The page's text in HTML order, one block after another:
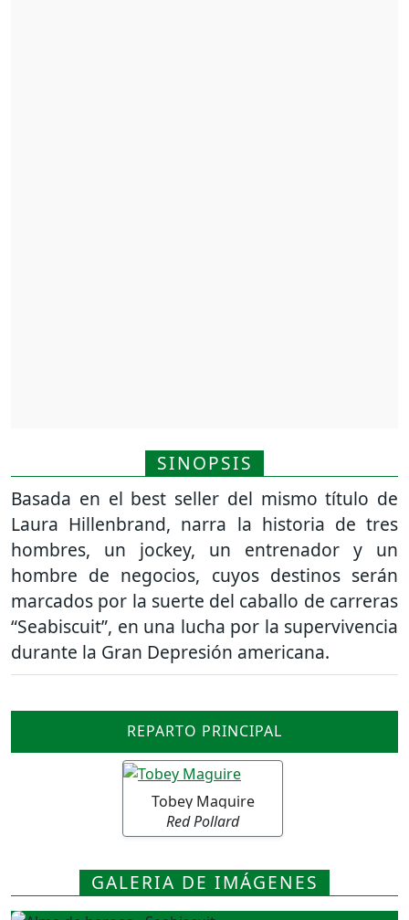
SINOPSIS
Basada en el best seller del mismo título de
Laura Hillenbrand, narra la historia de tres
hombres, un jockey, un entrenador y un
hombre de negocios, cuyos destinos serán
marcados por la suerte del caballo de carreras
“Seabiscuit”, en una lucha por la supervivencia
durante la Gran Depresión americana.
REPARTO PRINCIPAL
Tobey Maguire
Red Pollard
GALERIA DE IMÁGENES